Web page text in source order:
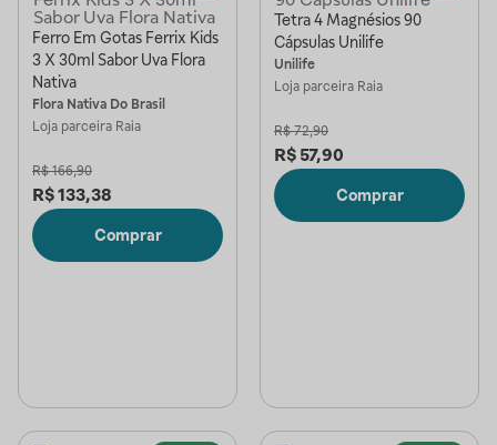
Ferro Em Gotas Ferrix Kids
3 X 30ml Sabor Uva Flora
Nativa
Flora Nativa Do Brasil
Loja parceira Raia
R$ 166,90
R$133,38
Comprar
Tetra 4 Magnésios 90
Cápsulas Unilife
Unilife
Loja parceira Raia
R$ 72,90
R$ 57,90
Comprar